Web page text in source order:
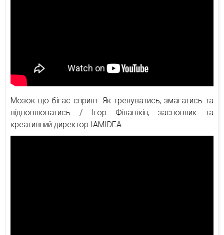
Мозок що бігає спринт. Як тренуватись, змагатись та
відновлюватись / Ігор Фінашкін, засновник та
креативний директор IAMIDEA: